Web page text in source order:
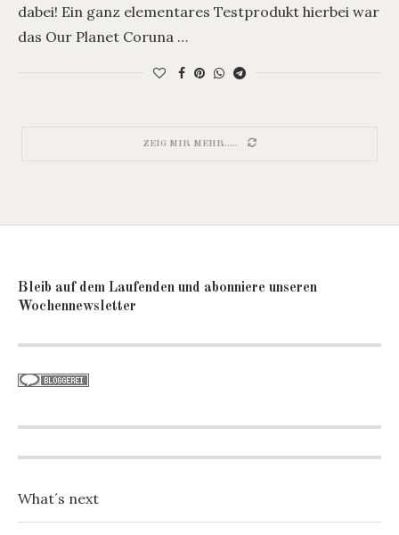
dabei! Ein ganz elementares Testprodukt hierbei war
das Our Planet Coruna …
ZEIG MIR MEHR.....
Bleib auf dem Laufenden und abonniere unseren
Wochennewsletter
What´s next